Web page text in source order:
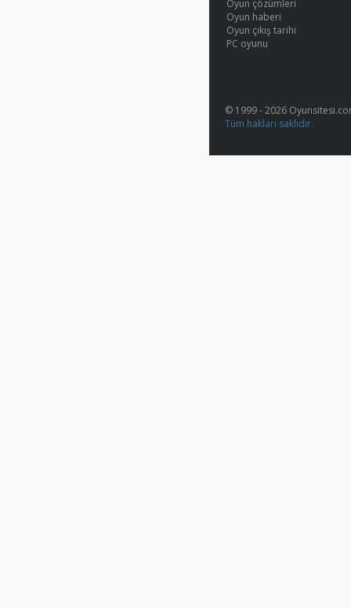
Oyun çözümleri
Oyun haberi
Oyun çıkış tarihi
PC oyunu
© 1999 - 2026
Tüm hakları saklıdır.